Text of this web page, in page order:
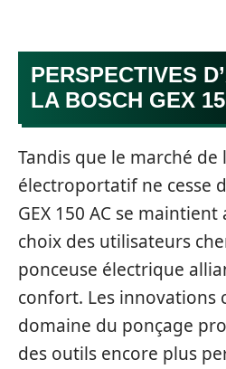
PERSPECTIVES
LA BOSCH GEX
Tandis que le marché de
électroportatif ne cesse
GEX 150 AC se
choix des utilisateurs
ponceuse électrique
confort. Les innovations
domaine du ponçage
des outils encore plus